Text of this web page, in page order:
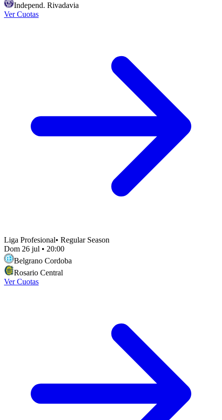
Independ. Rivadavia
Ver Cuotas
Liga Profesional• Regular Season
Dom 26 jul • 20:00
Belgrano Cordoba
Rosario Central
Ver Cuotas